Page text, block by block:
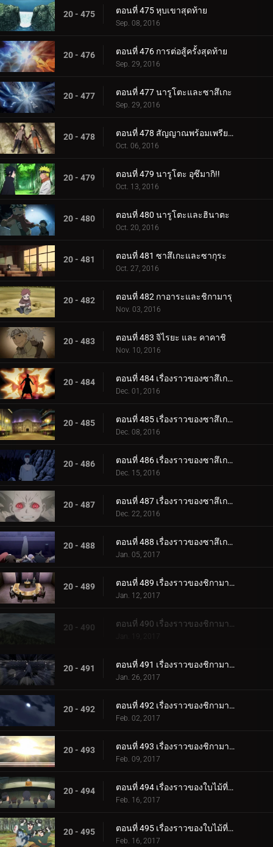
20 - 475 ตอนที่ 475 หุบเขาสุดท้าย
Sep. 08, 2016
20 - 476 ตอนที่ 476 การต่อสู้ครั้งสุดท้าย
Sep. 29, 2016
20 - 477 ตอนที่ 477 นารูโตะและซาสึเกะ
Sep. 29, 2016
20 - 478 ตอนที่ 478 สัญญาณพร้อมเพรียงกัน
Oct. 06, 2016
20 - 479 ตอนที่ 479 นารูโตะ อุซึมากิ!!
Oct. 13, 2016
20 - 480 ตอนที่ 480 นารูโตะและฮินาตะ
Oct. 20, 2016
20 - 481 ตอนที่ 481 ซาสึเกะและซากุระ
Oct. 27, 2016
20 - 482 ตอนที่ 482 กาอาระและชิกามารุ
Nov. 03, 2016
20 - 483 ตอนที่ 483 จิไรยะ และ คาคาชิ
Nov. 10, 2016
20 - 484 ตอนที่ 484 เรื่องราวของซาสึเกะ ซันไรส์ ตอนที่ 1 มนุษย์ระเบิด
Dec. 01, 2016
20 - 485 ตอนที่ 485 เรื่องราวของซาสึเกะ พระอาทิตย์ขึ้น ตอนที่ 2: โคลอสเซียม
Dec. 08, 2016
20 - 486 ตอนที่ 486 เรื่องราวของซาสึเกะ พระอาทิตย์ขึ้น ตอนที่ 3 ฟูชิน
Dec. 15, 2016
20 - 487 ตอนที่ 487 เรื่องราวของซาสึเกะ พระอาทิตย์ขึ้น ตอนที่ 4: เคตสึริวกัน
Dec. 22, 2016
20 - 488 ตอนที่ 488 เรื่องราวของซาสึเกะ พระอาทิตย์ขึ้น ตอนที่ 5: สิ่งสุดท้าย
Jan. 05, 2017
20 - 489 ตอนที่ 489 เรื่องราวของชิกามารุ เมฆล่องลอยในความมืดอันเงียบสงบ ตอนที่ 1: สถานการณ์
Jan. 12, 2017
20 - 490
Jan. 19, 2017
20 - 491 ตอนที่ 491 เรื่องราวของชิกามารุ เมฆล่องลอยไปในความมืดอันเงียบสงบ ตอนที่ 3: ความประมาท
Jan. 26, 2017
20 - 492 ตอนที่ 492 เรื่องราวของชิกามารุ เมฆล่องลอยในความมืดอันเงียบสงบ ตอนที่ 4: เมฆแห่งความสงสัย
Feb. 02, 2017
20 - 493 ตอนที่ 493 เรื่องราวของชิกามารุ เมฆล่องลอยในความมืดอันเงียบสงบ ตอนที่ 5 รุ่งอรุณ
Feb. 09, 2017
20 - 494 ตอนที่ 494 เรื่องราวของใบไม้ที่ซ่อนอยู่ วันที่สมบูรณ์แบบสำหรับงานแต่งงาน ตอนที่ 1 งานแต่งงานของนารูโตะ
Feb. 16, 2017
20 - 495 ตอนที่ 495 เรื่องราวของใบไม้ที่ซ่อนอยู่ วันที่สมบูรณ์แบบสำหรับงานแต่งงาน ตอนที่ 2: ของขวัญแต่งงานที่เต็มเปี่ยมไปด้วยพลัง
Feb. 16, 2017